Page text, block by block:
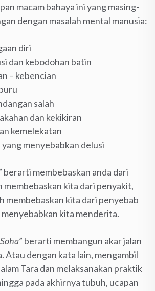
macam bahaya ini yang masing-
dengan masalah mental manusia:
diri
dan kebodohan batin
– kebencian
salah
dan kekikiran
kemelekatan
yang menyebabkan delusi
berarti membebaskan anda dari
membebaskan kita dari penyakit,
membebaskan kita dari penyebab
kita menderita.
Soha” berarti membangun akar jalan
Atau dengan kata lain, mengambil
Tara dan melaksanakan praktik
pada akhirnya tubuh, ucapan